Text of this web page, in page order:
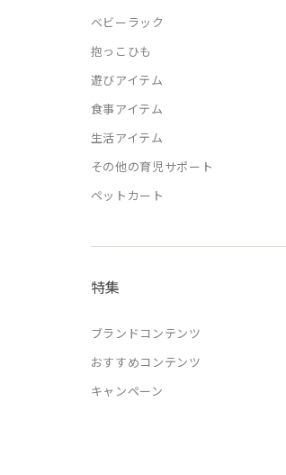
ベビーラック
抱っこひも
遊びアイテム
食事アイテム
生活アイテム
その他の育児サポート
ペットカート
特集
ブランドコンテンツ
おすすめコンテンツ
キャンペーン